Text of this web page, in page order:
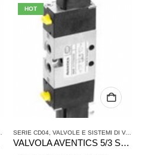
,VALVOLE SINGOLE
HOT
SERIE CD04 VALVOLE E SISTEMI DI VALVOLE AVENTICS
VALVOLA AVENTICS 5/3 Serie CD04 5777405302